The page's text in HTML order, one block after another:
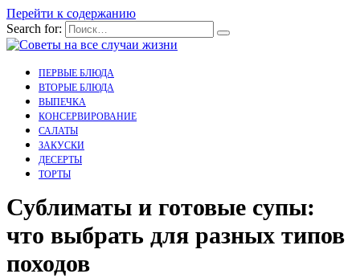
Перейти к содержанию
Search for:
ПЕРВЫЕ БЛЮДА
ВТОРЫЕ БЛЮДА
ВЫПЕЧКА
КОНСЕРВИРОВАНИЕ
САЛАТЫ
ЗАКУСКИ
ДЕСЕРТЫ
ТОРТЫ
Сублиматы и готовые супы:
что выбрать для разных типов
походов